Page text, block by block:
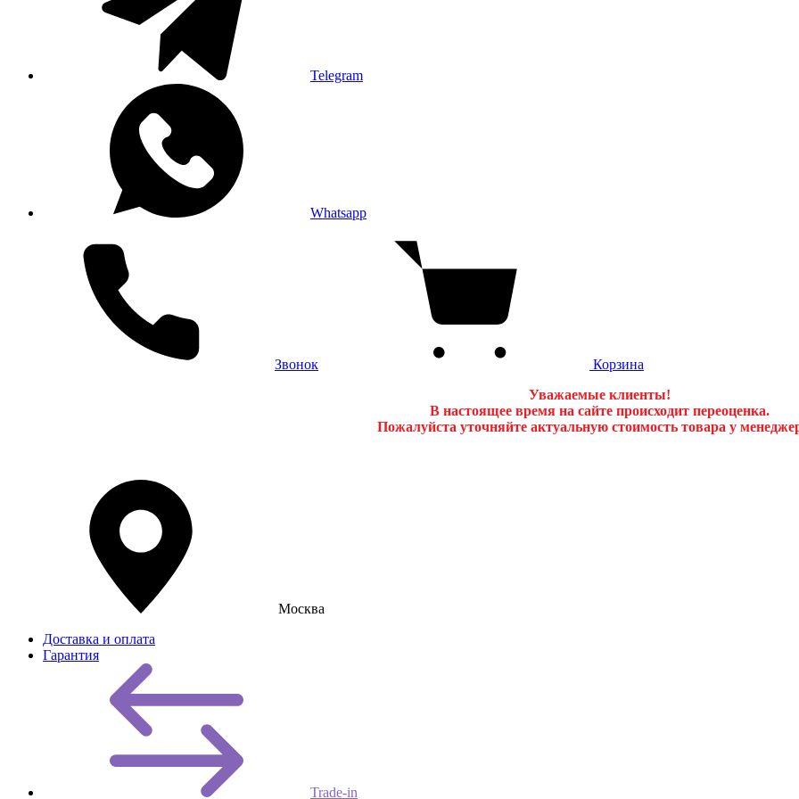
Telegram
Whatsapp
Звонок
Корзина
Уважаемые клиенты!
В настоящее время на сайте происходит переоценка.
Пожалуйста уточняйте актуальную стоимость товара у
Москва
Доставка и оплата
Гарантия
Trade-in